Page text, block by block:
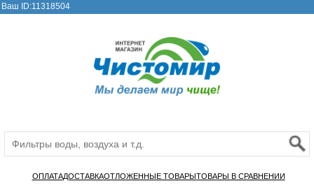
Ваш ID:11318504
ОПЛАТАДОСТАВКАОТЛОЖЕННЫЕ ТОВАРЫТОВАРЫ В СРАВНЕНИИ